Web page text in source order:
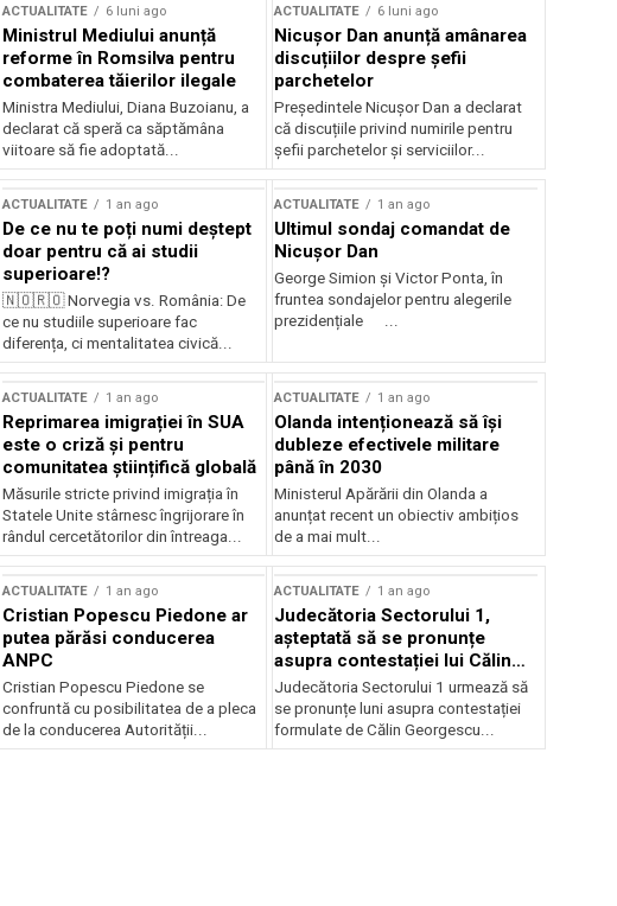
ACTUALITATE 6 luni ago
Ministrul Mediului anunță
reforme în Romsilva pentru
combaterea tăierilor ilegale
Ministra Mediului, Diana Buzoianu, a
declarat că speră ca săptămâna
viitoare să fie adoptată...
ACTUALITATE 6 luni ago
Nicușor Dan anunță amânarea
discuțiilor despre șefii
parchetelor
Președintele Nicușor Dan a declarat
că discuțiile privind numirile pentru
șefii parchetelor și serviciilor...
ACTUALITATE 1 an ago
De ce nu te poți numi deștept
doar pentru că ai studii
superioare!?
🇳🇴🇷🇴 Norvegia vs. România: De
ce nu studiile superioare fac
diferența, ci mentalitatea civică...
ACTUALITATE 1 an ago
Ultimul sondaj comandat de
Nicușor Dan
George Simion și Victor Ponta, în
fruntea sondajelor pentru alegerile
prezidențiale ...
ACTUALITATE 1 an ago
Reprimarea imigrației în SUA
este o criză și pentru
comunitatea științifică globală
Măsurile stricte privind imigrația în
Statele Unite stârnesc îngrijorare în
rândul cercetătorilor din întreaga...
ACTUALITATE 1 an ago
Olanda intenționează să își
dubleze efectivele militare
până în 2030
Ministerul Apărării din Olanda a
anunțat recent un obiectiv ambițios
de a mai mult...
ACTUALITATE 1 an ago
Cristian Popescu Piedone ar
putea părăsi conducerea
ANPC
Cristian Popescu Piedone se
confruntă cu posibilitatea de a pleca
de la conducerea Autorității...
ACTUALITATE 1 an ago
Judecătoria Sectorului 1,
așteptată să se pronunțe
asupra contestației lui Călin
Georgescu privind controlul
judiciar
Judecătoria Sectorului 1 urmează să
se pronunțe luni asupra contestației
formulate de Călin Georgescu...